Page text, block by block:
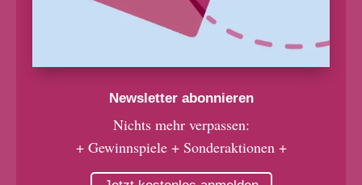
Newsletter abonnieren
Nichts mehr verpassen:
+ Gewinnspiele + Sonderaktionen +